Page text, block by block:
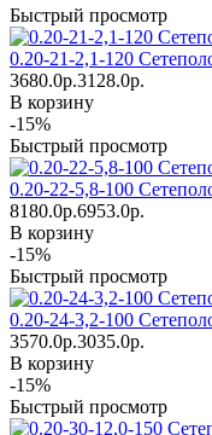
Быстрый просмотр
0.20-21-2,1-120
3680.0р.3128.0р.
В корзину
-15%
Быстрый просмотр
0.20-22-5,8-100
8180.0р.6953.0р.
В корзину
-15%
Быстрый просмотр
0.20-24-3,2-100
3570.0р.3035.0р.
В корзину
-15%
Быстрый просмотр